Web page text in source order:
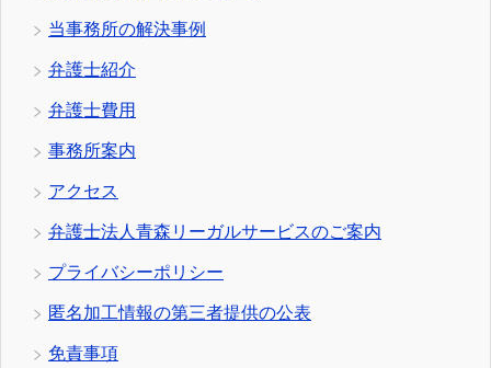
当事務所の解決事例
弁護士紹介
弁護士費用
事務所案内
アクセス
弁護士法人青森リーガルサービスのご案内
プライバシーポリシー
匿名加工情報の第三者提供の公表
免責事項